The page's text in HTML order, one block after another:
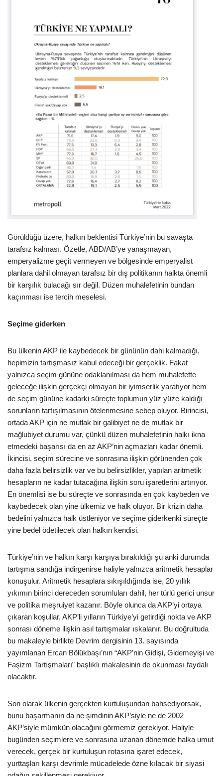
Görüldüğü üzere, halkın beklentisi Türkiye’nin bu savaşta
tarafsız kalması. Özetle, ABD/AB’ye yanaşmayan,
emperyalizme geçit vermeyen ve bölgesinde emperyalist
planlara dahil olmayan tarafsız bir dış politikanın halkta önemli
bir karşılık bulacağı sır değil. Düzen muhalefetinin bundan
kaçınması ise tercih meselesi.
Seçime giderken
Bu ülkenin AKP ile kaybedecek bir gününün dahi kalmadığı,
hepimizin tartışmasız kabul edeceği bir gerçeklik. Fakat
yalnızca seçim gününe odaklanılması da hem muhalefette
geleceğe ilişkin gerçekçi olmayan bir iyimserlik yaratıyor hem
de seçim gününe kadarki süreçte toplumun yüz yüze kaldığı
sorunların tartışılmasının ötelenmesine sebep oluyor. Birincisi,
ortada AKP için ne mutlak bir galibiyet ne de mutlak bir
mağlubiyet durumu var, çünkü düzen muhalefetinin halkı ikna
etmedeki başarısı da en az AKP’nin açmazları kadar önemli.
İkincisi, seçim sürecine ve sonrasına ilişkin görünenden çok
daha fazla belirsizlik var ve bu belirsizlikler, yapılan aritmetik
hesapların ne kadar tutacağına ilişkin soru işaretlerini artırıyor.
En önemlisi ise bu süreçte ve sonrasında en çok kaybeden ve
kaybedecek olan yine ülkemiz ve halk oluyor. Bir krizin daha
bedelini yalnızca halk üstleniyor ve seçime giderkenki süreçte
yine bedel ödetilecek olan halkın kendisi.
Türkiye’nin ve halkın karşı karşıya bırakıldığı şu anki durumda
tartışma sandığa indirgenirse haliyle yalnızca aritmetik hesaplar
konuşulur. Aritmetik hesaplara sıkışıldığında ise, 20 yıllık
yıkımın birinci dereceden sorumluları dahil, her türlü gerici unsur
ve politika meşruiyet kazanır. Böyle olunca da AKP’yi ortaya
çıkaran koşullar, AKP’li yılların Türkiye’yi getirdiği nokta ve AKP
sonrası döneme ilişkin asıl tartışmalar ıskalanır. Bu doğrultuda
bu makaleyle birlikte Devrim dergisinin 13. sayısında
yayımlanan Ercan Bölükbaşı’nın “AKP’nin Gidişi, Gidemeyişi ve
Faşizm Tartışmaları” başlıklı makalesinin de okunması faydalı
olacaktır.
Son olarak ülkenin gerçekten kurtuluşundan bahsediyorsak,
bunu başarmanın da ne şimdinin AKP’siyle ne de 2002
AKP’siyle mümkün olacağını görmemiz gerekiyor. Haliyle
bugünden seçimlere ve sonrasına uzanan dönemde halka umut
verecek, gerçek bir kurtuluşun rotasına işaret edecek,
yurttaşları karşı devrimle mücadelede özne kılacak bir siyasi